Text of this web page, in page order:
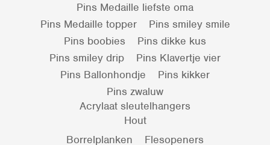
Pins Medaille liefste oma
Pins Medaille topper
Pins smiley smile
Pins boobies
Pins dikke kus
Pins smiley drip
Pins Klavertje vier
Pins Ballonhondje
Pins kikker
Pins zwaluw
Acrylaat sleutelhangers
Hout
Borrelplanken
Flesopeners